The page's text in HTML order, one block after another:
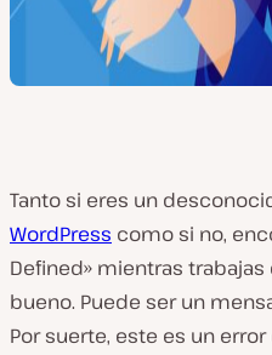
Tanto si eres un
WordPress como si no,
Defined» mientras
bueno. Puede ser un
Por suerte, este es un